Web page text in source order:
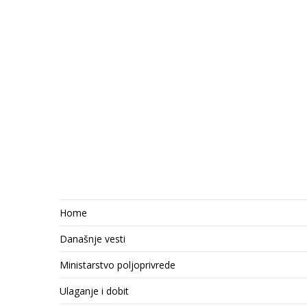
Home
Današnje vesti
Ministarstvo poljoprivrede
Ulaganje i dobit